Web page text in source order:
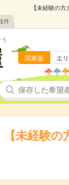
【未経験の
件
関東版 エ
保存した希望
【未経験